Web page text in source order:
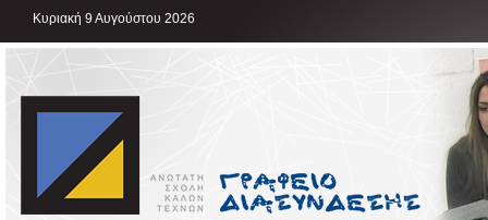
Κυριακή 9 Αυγούστου 2026